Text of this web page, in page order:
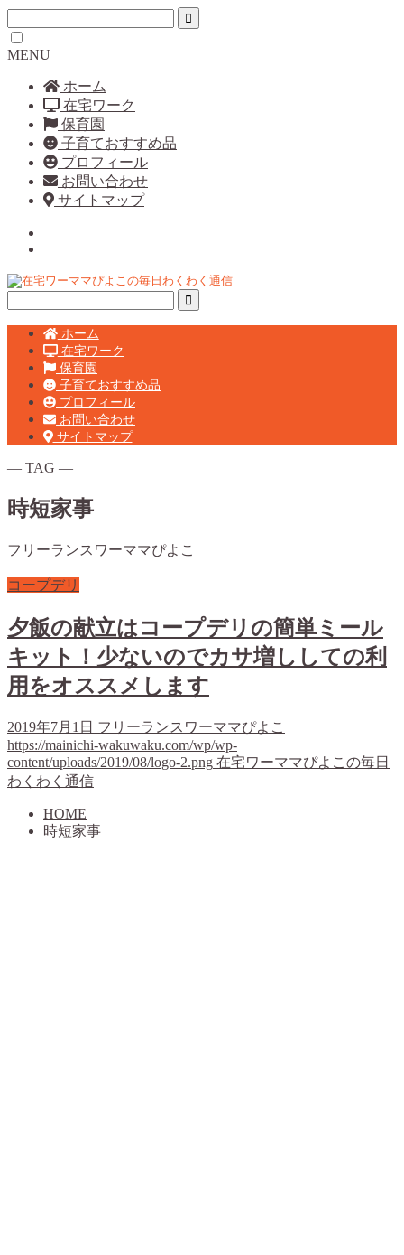
MENU
ホーム
在宅ワーク
保育園
子育ておすすめ品
プロフィール
お問い合わせ
サイトマップ
ホーム
在宅ワーク
保育園
子育ておすすめ品
プロフィール
お問い合わせ
サイトマップ
― TAG ―
時短家事
フリーランスワーママぴよこ
コープデリ
夕飯の献立はコープデリの簡単ミール
キット！少ないのでカサ増ししての利
用をオススメします
2019年7月1日 フリーランスワーママぴよこ
https://mainichi-wakuwaku.com/wp/wp-
content/uploads/2019/08/logo-2.png 在宅ワーママぴよこの毎日
わくわく通信
HOME
時短家事